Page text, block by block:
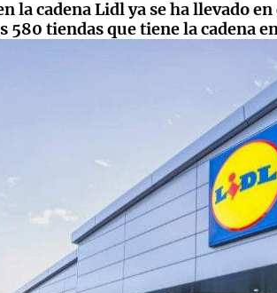
la cadena Lidl ya se ha llevado
580 tiendas que tiene la cadena